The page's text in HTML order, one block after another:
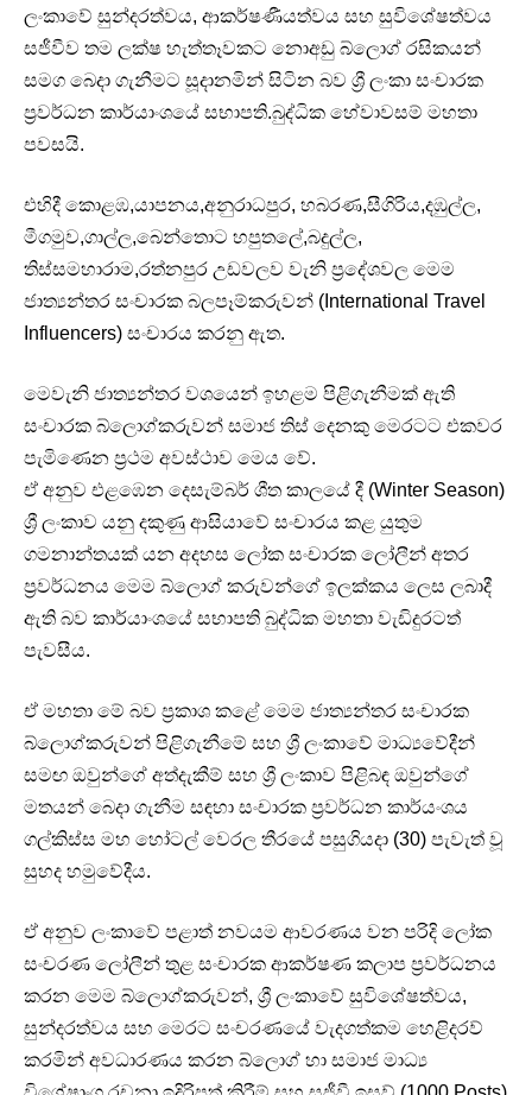
ලංකාවේ සුන්දරත්වය, ආකර්ෂණීයත්වය සහ සුවිශේෂත්වය
සජීවීව තම ලක්ෂ හැත්තෑවකට නොඅඩු බ්ලොග් රසිකයන්
සමග බෙදා ගැනීමට සූදානමින් සිටින බව ශ්‍රී ලංකා සංචාරක
ප්‍රවර්ධන කාර්යාංශයේ සභාපති.බුද්ධික හේවාවසම් මහතා
පවසයි.
එහිදී කොළඹ,යාපනය,අනුරාධපුර, හබරණ,සීගිරිය,දඹුල්ල,
මීගමුව,ගාල්ල,බෙන්තොට හපුතලේ,බදුල්ල,
තිස්සමහාරාම,රත්නපුර උඩවලව වැනි ප්‍රදේශවල මෙම
ජාත්‍යන්තර සංචාරක බලපෑම්කරුවන් (International Travel
Influencers) සංචාරය කරනු ඇත.
මෙවැනි ජාත්‍යන්තර වශයෙන් ඉහළම පිළිගැනීමක් ඇති
සංචාරක බ්ලොග්කරුවන් සමාජ තිස් දෙනකු මෙරටට එකවර
පැමිණෙන ප්‍රථම අවස්ථාව මෙය වේ.
ඒ අනුව එළඹෙන දෙසැම්බර් ශීත කාලයේ දී (Winter Season)
ශ්‍රී ලංකාව යනු දකුණු ආසියාවේ සංචාරය කළ යුතුම
ගමනාන්තයක් යන අදහස ලෝක සංචාරක ලෝලීන් අතර
ප්‍රවර්ධනය මෙම බ්ලොග් කරුවන්ගේ ඉලක්කය ලෙස ලබාදී
ඇති බව කාර්යාංශයේ සභාපති බුද්ධික මහතා වැඩිදුරටත්
පැවසීය.
ඒ මහතා මේ බව ප්‍රකාශ කළේ මෙම ජාත්‍යන්තර සංචාරක
බ්ලොග්කරුවන් පිළිගැනීමේ සහ ශ්‍රී ලංකාවේ මාධ්‍යවේදීන්
සමඟ ඔවුන්ගේ අත්දැකීම් සහ ශ්‍රී ලංකාව පිළිබඳ ඔවුන්ගේ
මතයන් බෙදා ගැනීම සඳහා සංචාරක ප්‍රවර්ධන කාර්යංශය
ගල්කිස්ස මහ හෝටල් වෙරල තීරයේ පසුගියදා (30) පැවැත් වූ
සුහද හමුවේදීය.
ඒ අනුව ලංකාවේ පළාත් නවයම ආවරණය වන පරිදි ලෝක
සංචරණ ලෝලීන් තුළ සංචාරක ආකර්ෂණ කලාප ප්‍රවර්ධනය
කරන මෙම බ්ලොග්කරුවන්, ශ්‍රී ලංකාවේ සුවිශේෂත්වය,
සුන්දරත්වය සහ මෙරට සංචරණයේ වැදගත්කම හෙළිදරව්
කරමින් අවධාරණය කරන බ්ලොග් හා සමාජ මාධ්‍ය